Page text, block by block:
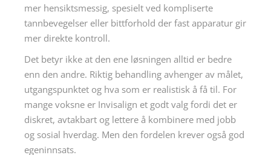
mer hensiktsmessig, spesielt ved kompliserte
tannbevegelser eller bittforhold der fast apparatur gir
mer direkte kontroll.
Det betyr ikke at den ene løsningen alltid er bedre
enn den andre. Riktig behandling avhenger av målet,
utgangspunktet og hva som er realistisk å få til. For
mange voksne er Invisalign et godt valg fordi det er
diskret, avtakbart og lettere å kombinere med jobb
og sosial hverdag. Men den fordelen krever også god
egeninnsats.